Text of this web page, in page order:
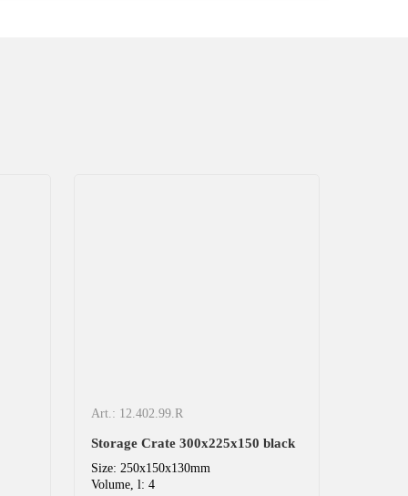
Art.: 12.402.99.R
Storage Crate 300х225х150 black
Size: 250x150x130mm
Volume, l: 4